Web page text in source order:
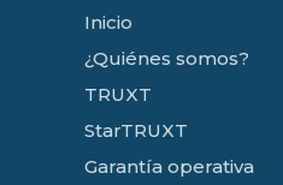
Inicio
¿Quiénes somos?
TRUXT
StarTRUXT
Garantía operativa